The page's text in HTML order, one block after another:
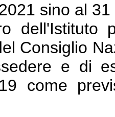
sino al
dell'Istituto
Consiglio
e di
come